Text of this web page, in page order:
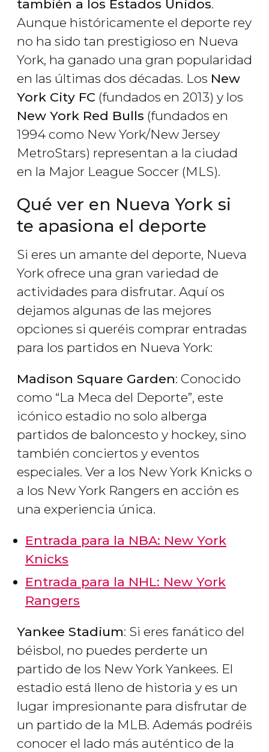
también a los Estados Unidos.
Aunque históricamente el deporte rey
no ha sido tan prestigioso en Nueva
York, ha ganado una gran popularidad
en las últimas dos décadas. Los New
York City FC (fundados en 2013) y los
New York Red Bulls (fundados en
1994 como New York/New Jersey
MetroStars) representan a la ciudad
en la Major League Soccer (MLS).
Qué ver en Nueva York si
te apasiona el deporte
Si eres un amante del deporte, Nueva
York ofrece una gran variedad de
actividades para disfrutar. Aquí os
dejamos algunas de las mejores
opciones si queréis comprar entradas
para los partidos en Nueva York:
Madison Square Garden: Conocido
como “La Meca del Deporte”, este
icónico estadio no solo alberga
partidos de baloncesto y hockey, sino
también conciertos y eventos
especiales. Ver a los New York Knicks o
a los New York Rangers en acción es
una experiencia única.
Entrada para la NBA: New York
Knicks
Entrada para la NHL: New York
Rangers
Yankee Stadium: Si eres fanático del
béisbol, no puedes perderte un
partido de los New York Yankees. El
estadio está lleno de historia y es un
lugar impresionante para disfrutar de
un partido de la MLB. Además podréis
conocer el lado más auténtico de la